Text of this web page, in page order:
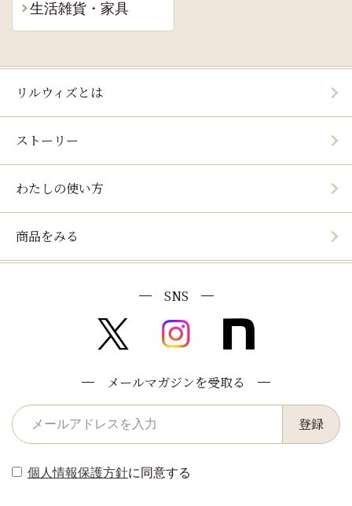
生活雑貨・家具
リルウィズとは
ストーリー
わたしの使い方
商品をみる
SNS
メールマガジンを受取る
登録
個人情報保護方針に同意する